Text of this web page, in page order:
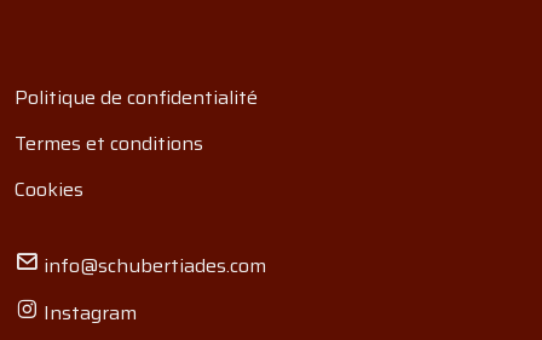
Politique de confidentialité
Termes et conditions
Cookies
info@schubertiades.com
Instagram